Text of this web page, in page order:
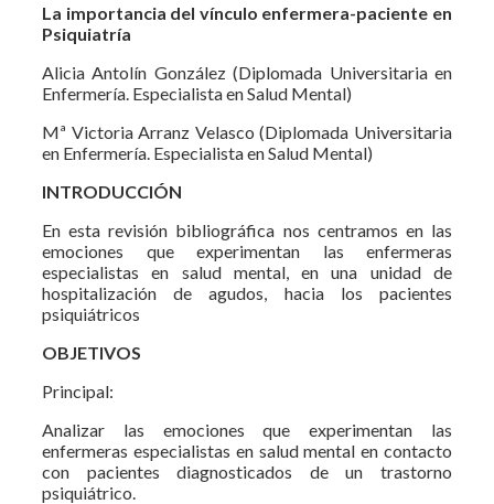
La importancia del vínculo enfermera-paciente en
Psiquiatría
Alicia Antolín González (Diplomada Universitaria en
Enfermería. Especialista en Salud Mental)
Mª Victoria Arranz Velasco (Diplomada Universitaria
en Enfermería. Especialista en Salud Mental)
INTRODUCCIÓN
En esta revisión bibliográfica nos centramos en las
emociones que experimentan las enfermeras
especialistas en salud mental, en una unidad de
hospitalización de agudos, hacia los pacientes
psiquiátricos
OBJETIVOS
Principal:
Analizar las emociones que experimentan las
enfermeras especialistas en salud mental en contacto
con pacientes diagnosticados de un trastorno
psiquiátrico.